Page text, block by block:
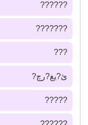
??????
???????
???
ئ?يغ?رچ?
?????